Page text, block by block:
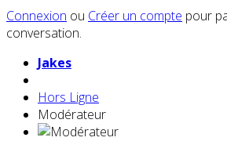
Connexion ou Créer un compte pour
conversation.
Jakes
Hors Ligne
Modérateur